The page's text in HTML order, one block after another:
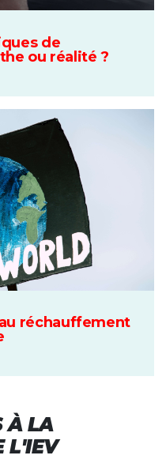
de
ou réalité ?
réchauffement
À LA
L'IEV